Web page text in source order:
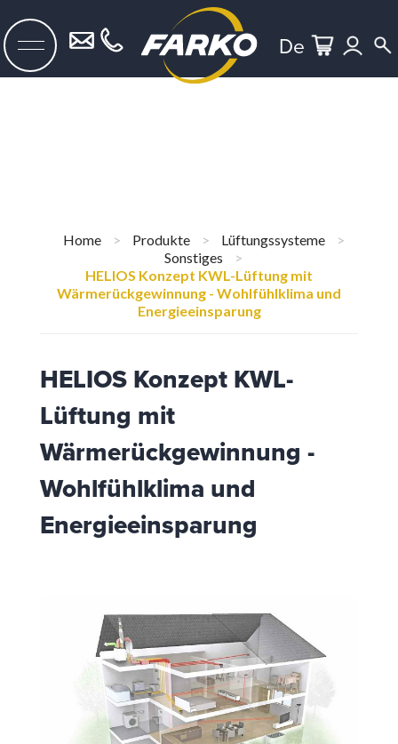
De
Home > Produkte > Lüftungssysteme
>
Sonstiges
>
HELIOS Konzept KWL-Lüftung mit
Wärmerückgewinnung - Wohlfühlklima und
Energieeinsparung
HELIOS Konzept KWL-
Lüftung mit
Wärmerückgewinnung -
Wohlfühlklima und
Energieeinsparung